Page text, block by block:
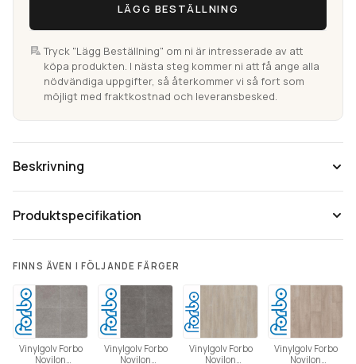
LÄGG BESTÄLLNING
Tryck "Lägg Beställning" om ni är intresserade av att
köpa produkten. I nästa steg kommer ni att få ange alla
nödvändiga uppgifter, så återkommer vi så fort som
möjligt med fraktkostnad och leveransbesked.
Beskrivning
Produktspecifikation
FINNS ÄVEN I FÖLJANDE FÄRGER
Vinylgolv Forbo
Novilon
Vinylgolv Forbo
Novilon
Vinylgolv Forbo
Novilon
Vinylgolv Forbo
Novilon